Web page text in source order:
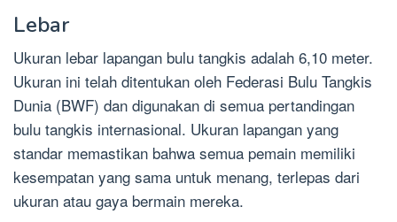
Lebar
Ukuran lebar lapangan bulu tangkis adalah 6,10 meter.
Ukuran ini telah ditentukan oleh Federasi Bulu Tangkis
Dunia (BWF) dan digunakan di semua pertandingan
bulu tangkis internasional. Ukuran lapangan yang
standar memastikan bahwa semua pemain memiliki
kesempatan yang sama untuk menang, terlepas dari
ukuran atau gaya bermain mereka.